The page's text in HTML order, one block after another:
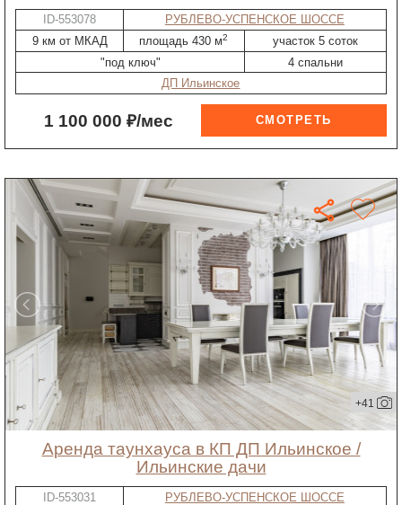
ID-553078
РУБЛЕВО-УСПЕНСКОЕ ШОССЕ
9 км от МКАД
площадь 430 м2
участок 5 соток
"под ключ"
4 спальни
ДП Ильинское
1 100 000 ₽/мес
+41
Аренда таунхауса в КП ДП Ильинское /
Ильинские дачи
ID-553031
РУБЛЕВО-УСПЕНСКОЕ ШОССЕ